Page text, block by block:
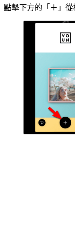
點擊下方的「＋」從